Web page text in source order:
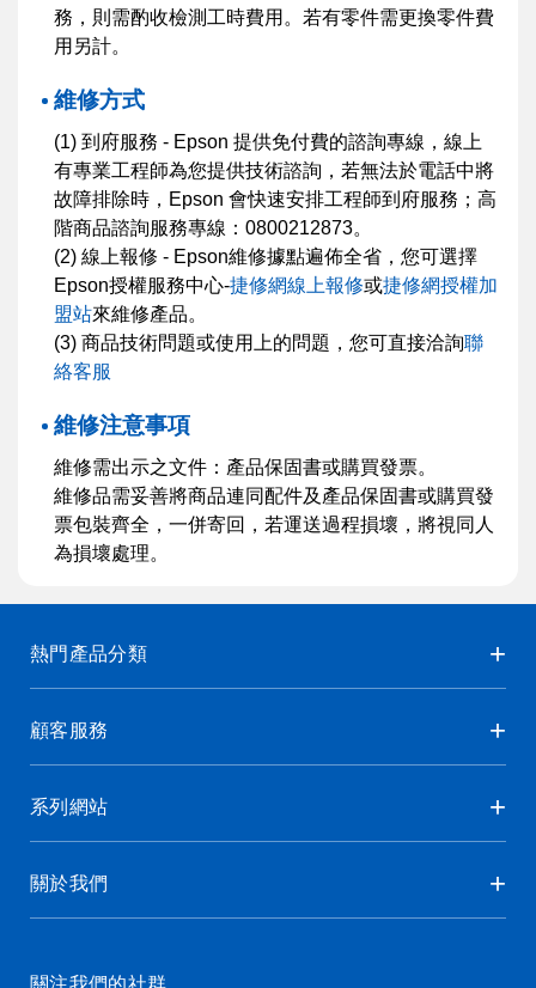
務，則需酌收檢測工時費用。若有零件需更換零件費
用另計。
維修方式
(1) 到府服務 - Epson 提供免付費的諮詢專線，線上
有專業工程師為您提供技術諮詢，若無法於電話中將
故障排除時，Epson 會快速安排工程師到府服務；高
階商品諮詢服務專線：0800212873。
(2) 線上報修 - Epson維修據點遍佈全省，您可選擇
Epson授權服務中心-捷修網線上報修或捷修網授權加
盟站來維修產品。
(3) 商品技術問題或使用上的問題，您可直接洽詢聯
絡客服
維修注意事項
維修需出示之文件：產品保固書或購買發票。
維修品需妥善將商品連同配件及產品保固書或購買發
票包裝齊全，一併寄回，若運送過程損壞，將視同人
為損壞處理。
熱門產品分類
顧客服務
系列網站
關於我們
關注我們的社群